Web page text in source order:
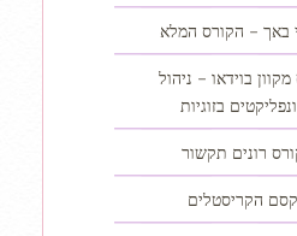
באך – הקורס המלא
בוידאו – ניהול
בזוגיות
רונים תקשור
קסם הקריסטלים